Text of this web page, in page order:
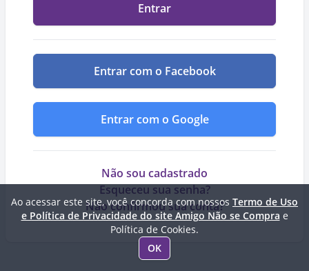
Entrar
Entrar com o Facebook
Entrar com o Google
Não sou cadastrado
Esqueceu sua senha?
Não confirmou sua conta?
Ao acessar este site, você concorda com nossos Termo de Uso
e Política de Privacidade do site Amigo Não se Compra e
Política de Cookies.
OK